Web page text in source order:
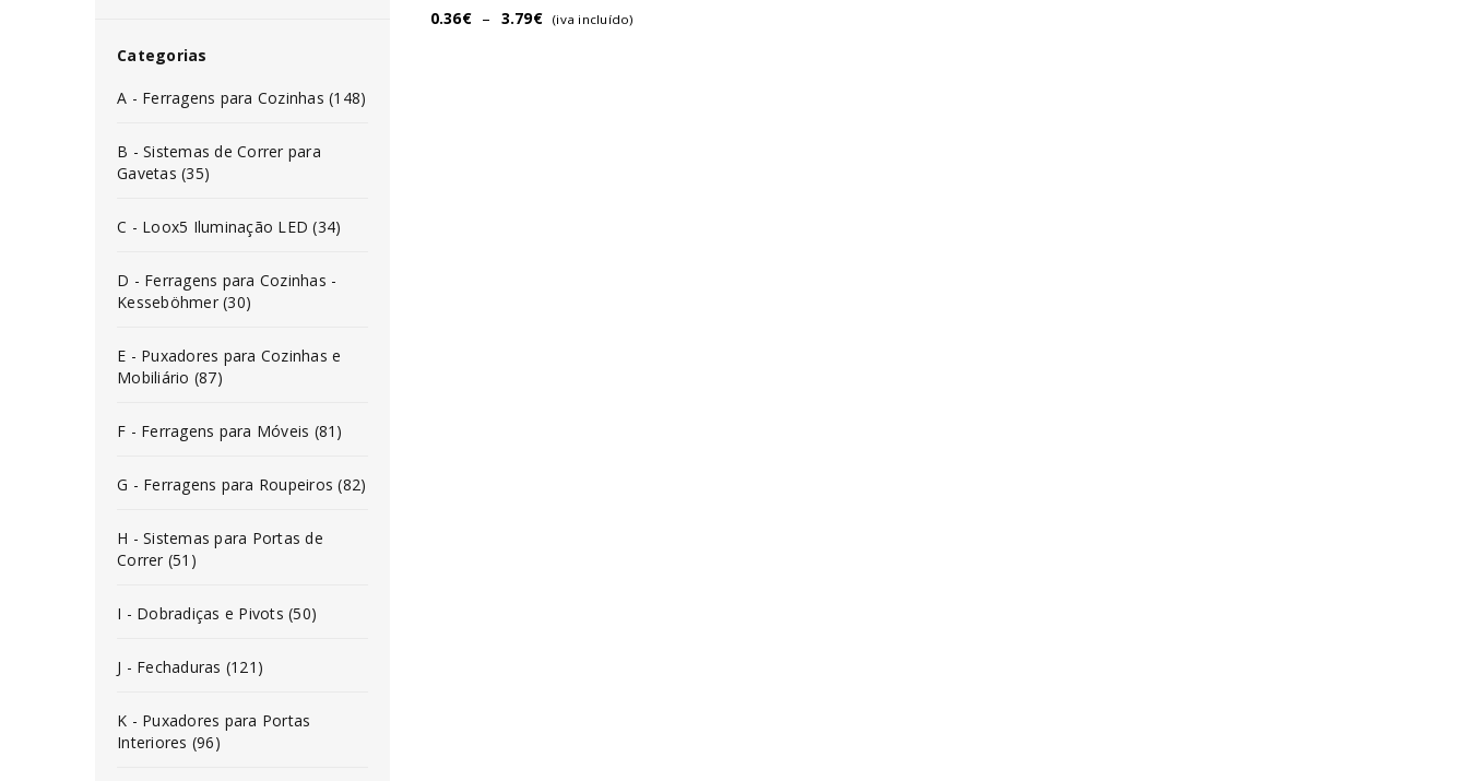
Categorias
A - Ferragens para Cozinhas (148)
B - Sistemas de Correr para
Gavetas (35)
C - Loox5 Iluminação LED (34)
D - Ferragens para Cozinhas -
Kesseböhmer (30)
E - Puxadores para Cozinhas e
Mobiliário (87)
F - Ferragens para Móveis (81)
G - Ferragens para Roupeiros (82)
H - Sistemas para Portas de
Correr (51)
I - Dobradiças e Pivots (50)
J - Fechaduras (121)
K - Puxadores para Portas
Interiores (96)
0.36€ – 3.79€ (iva incluído)